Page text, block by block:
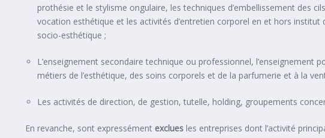
prothésie et le stylisme ongulaire, les techniques d’embellissement des
vocation esthétique et les activités d’entretien corporel en et hors
socio-esthétique ;
L’enseignement secondaire technique ou professionnel,
métiers de l’esthétique, des soins corporels et de la parfumerie et à la
Les activités de direction, de gestion, tutelle, holding, groupements
En revanche, sont expressément exclues les entreprises dont l’activité